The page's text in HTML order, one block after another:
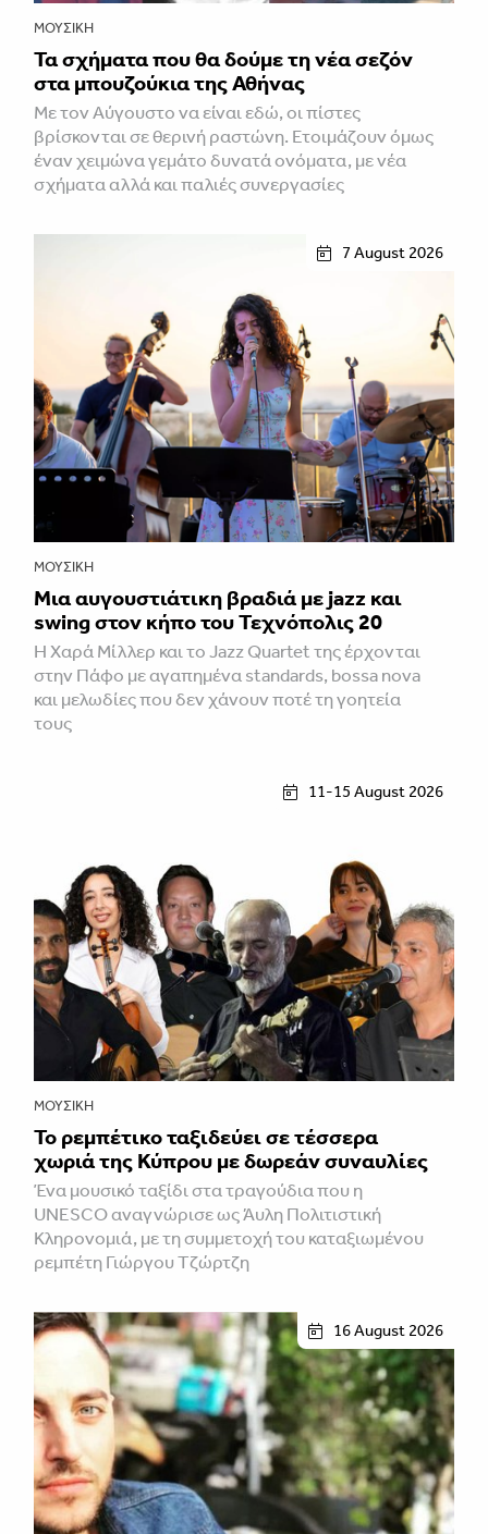
ΜΟΥΣΙΚΉ
Τα σχήματα που θα δούμε τη νέα σεζόν
στα μπουζούκια της Αθήνας
Με τον Αύγουστο να είναι εδώ, οι πίστες
βρίσκονται σε θερινή ραστώνη. Ετοιμάζουν όμως
έναν χειμώνα γεμάτο δυνατά ονόματα, με νέα
σχήματα αλλά και παλιές συνεργασίες
7 August 2026
ΜΟΥΣΙΚΉ
Μια αυγουστιάτικη βραδιά με jazz και
swing στον κήπο του Τεχνόπολις 20
Η Χαρά Μίλλερ και το Jazz Quartet της έρχονται
στην Πάφο με αγαπημένα standards, bossa nova
και μελωδίες που δεν χάνουν ποτέ τη γοητεία
τους
11-15 August 2026
ΜΟΥΣΙΚΉ
Το ρεμπέτικο ταξιδεύει σε τέσσερα
χωριά της Κύπρου με δωρεάν συναυλίες
Ένα μουσικό ταξίδι στα τραγούδια που η
UNESCO αναγνώρισε ως Άυλη Πολιτιστική
Κληρονομιά, με τη συμμετοχή του καταξιωμένου
ρεμπέτη Γιώργου Τζώρτζη
16 August 2026